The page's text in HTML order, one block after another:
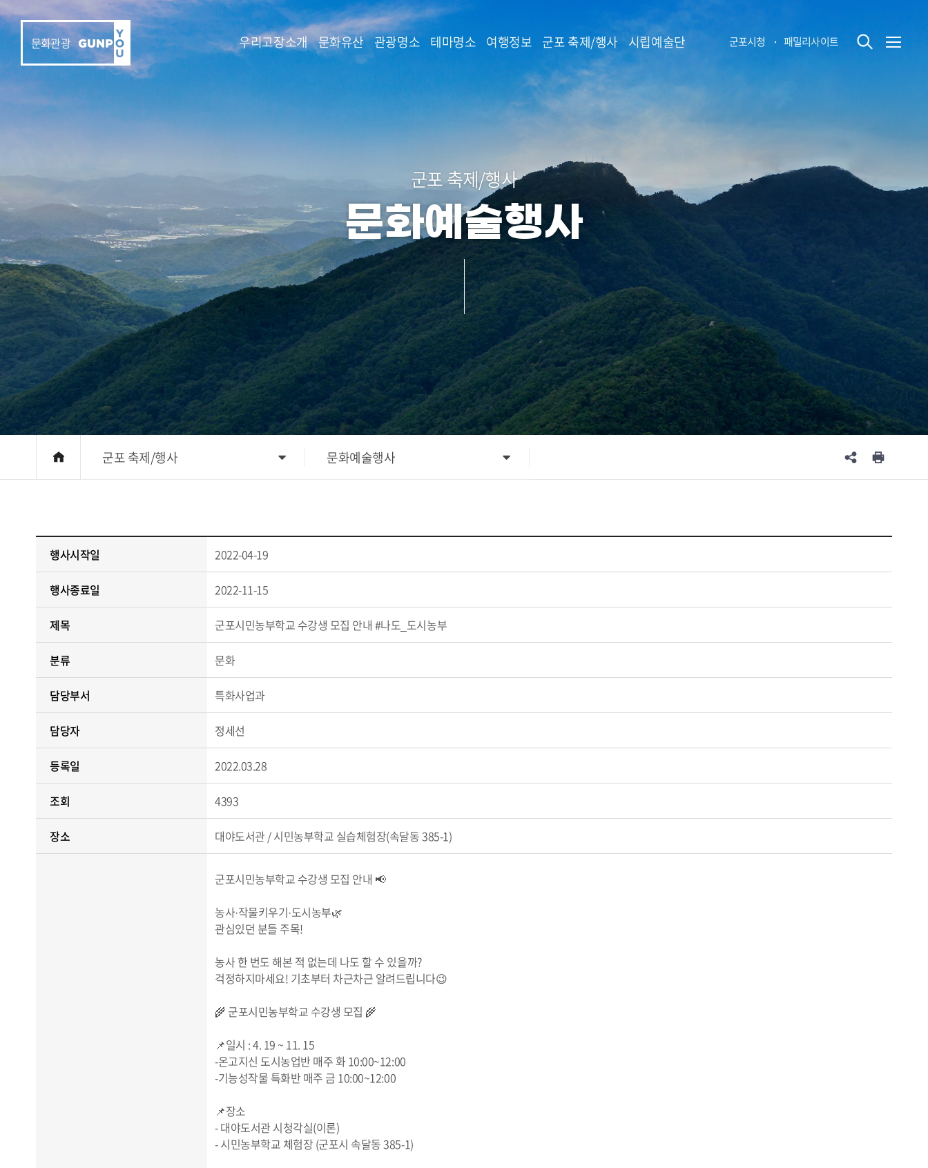
본문 바로가기
문화관광 우리고장소개 문화유산 관광명소 테마명소 여행정보 군포 축제/행사 시립예술단 군포시청 패밀리사이트
군포 축제/행사
문화예술행사
군포 축제/행사 문화예술행사
행사시작일 2022-04-19
행사종료일 2022-11-15
제목 군포시민농부학교 수강생 모집 안내 #나도_도시농부
분류 문화
담당부서 특화사업과
담당자 정세선
등록일 2022.03.28
조회 4393
장소 대야도서관 / 시민농부학교 실습체험장(속달동 385-1)
군포시민농부학교 수강생 모집 안내 📢
농사·작물키우기·도시농부🌿
관심있던 분들 주목!
농사 한 번도 해본 적 없는데 나도 할 수 있을까?
걱정하지마세요! 기초부터 차근차근 알려드립니다😉
🌾 군포시민농부학교 수강생 모집 🌾
📌일시 : 4. 19 ~ 11. 15
-온고지신 도시농업반 매주 화 10:00~12:00
-기능성작물 특화반 매주 금 10:00~12:00
📌장소
- 대야도서관 시청각실(이론)
- 시민농부학교 체험장 (군포시 속달동 385-1)